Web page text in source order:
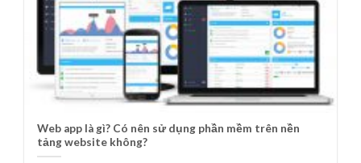
Web app là gì? Có nên sử dụng phần mềm trên nền
tảng website không?